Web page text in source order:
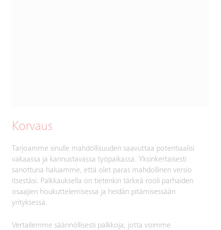
Korvaus
Tarjoamme sinulle mahdollisuuden saavuttaa potentiaalisi
vakaassa ja kannustavassa työpaikassa. Yksinkertaisesti
sanottuna haluamme, että olet paras mahdollinen versio
itsestäsi. Palkkauksella on tietenkin tärkeä rooli parhaiden
osaajien houkuttelemisessa ja heidän pitämisessään
yrityksessä.
Vertailemme säännöllisesti palkkoja, jotta voimme